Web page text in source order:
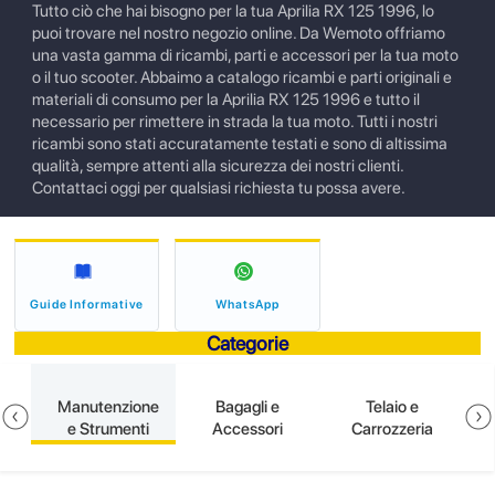
Tutto ciò che hai bisogno per la tua Aprilia RX 125 1996, lo
puoi trovare nel nostro negozio online. Da Wemoto offriamo
una vasta gamma di ricambi, parti e accessori per la tua moto
o il tuo scooter. Abbaimo a catalogo ricambi e parti originali e
materiali di consumo per la Aprilia RX 125 1996 e tutto il
necessario per rimettere in strada la tua moto. Tutti i nostri
ricambi sono stati accuratamente testati e sono di altissima
qualità, sempre attenti alla sicurezza dei nostri clienti.
Contattaci oggi per qualsiasi richiesta tu possa avere.
Guide Informative WhatsApp
Categorie
Manutenzione
e Strumenti
Bagagli e
Accessori
Telaio e
Carrozzeria